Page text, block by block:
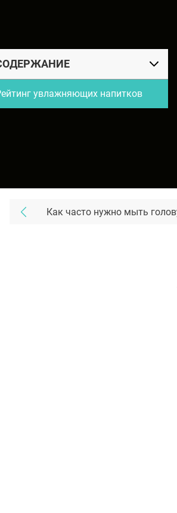
увлажняющих напитков
Как часто нужно мыть